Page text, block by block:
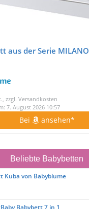
aus der Serie MILANO
zzgl. Versandkosten
7. August 2026 10:57
Bei ansehen*
Beliebte Babybetten
Kuba von Babyblume
Babybett 7 in 1